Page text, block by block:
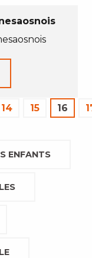
14 15 16
ENFANTS